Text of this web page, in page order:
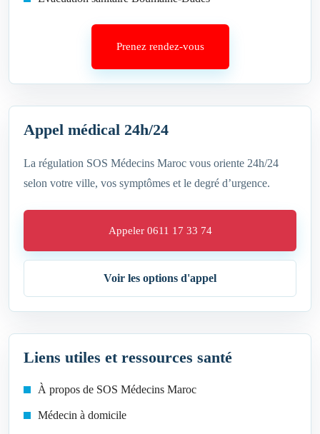
Prenez rendez-vous
Appel médical 24h/24
La régulation SOS Médecins Maroc vous oriente 24h/24
selon votre ville, vos symptômes et le degré d’urgence.
Appeler 0611 17 33 74
Voir les options d'appel
Liens utiles et ressources santé
À propos de SOS Médecins Maroc
Médecin à domicile